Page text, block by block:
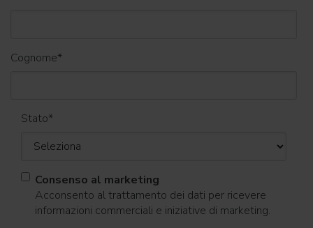
Cognome*
Stato*
Consenso al marketing
Acconsento al trattamento dei dati per ricevere
informazioni commerciali e iniziative di marketing.